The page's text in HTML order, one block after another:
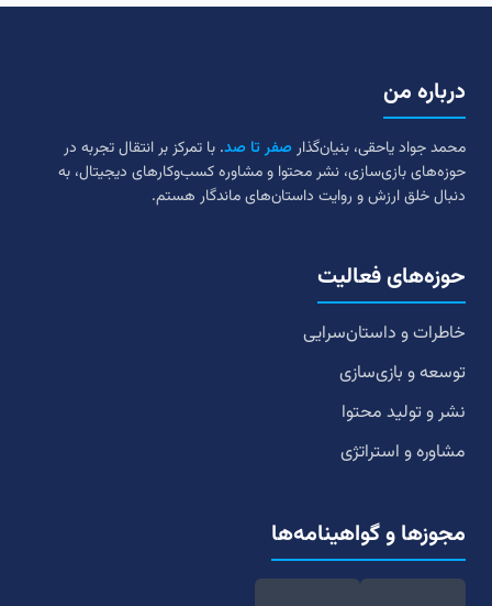
درباره من
محمد جواد یاحقی، بنیان‌گذارصفر تا صد. با تمرکز بر انتقال تجربه در
حوزه‌های بازی‌سازی، نشر محتوا و مشاوره کسب‌وکارهای دیجیتال، به
دنبال خلق ارزش و روایت داستان‌های ماندگار هستم.
حوزه‌های فعالیت
خاطرات و داستان‌سرایی
توسعه و بازی‌سازی
نشر و تولید محتوا
مشاوره و استراتژی
مجوزها و گواهینامه‌ها